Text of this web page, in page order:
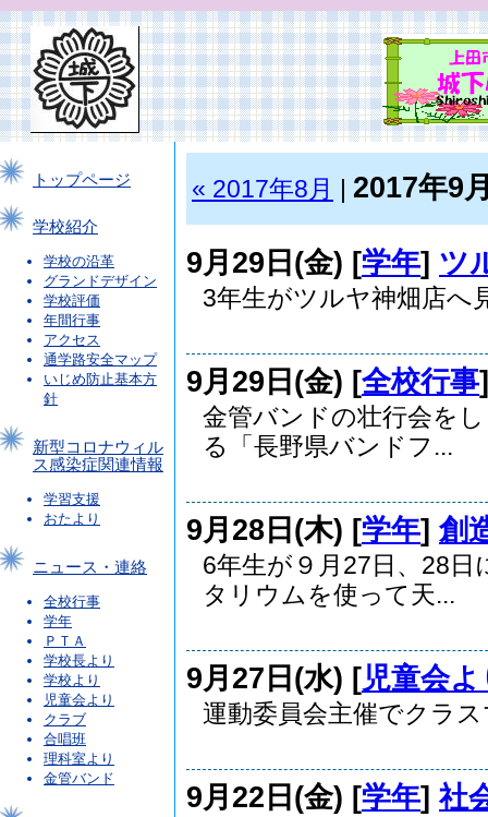
トップページ
学校紹介
学校の沿革
グランドデザイン
学校評価
年間行事
アクセス
通学路安全マップ
いじめ防止基本方
針
新型コロナウィル
ス感染症関連情報
学習支援
おたより
ニュース・連絡
全校行事
学年
ＰＴＡ
学校長より
学校より
児童会より
クラブ
合唱班
理科室より
金管バンド
« 2017年8月 2017年9
9月29日(金) [学年] ツ
3年生がツルヤ神畑
9月29日(金) [全校行事
金管バンドの壮行会を
る「長野県バンドフ...
9月28日(木) [学年] 創
6年生が９月27日、28
タリウムを使って天...
9月27日(水) [児童会
運動委員会主催でク
9月22日(金) [学年] 社